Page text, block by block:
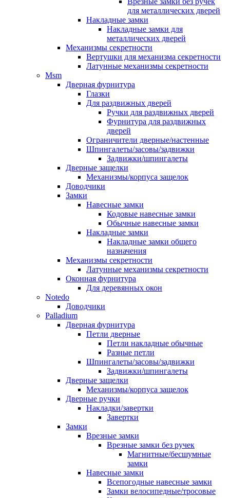
для металлических дверей
Накладные замки
Накладные замки для
металлических дверей
Механизмы секретности
Вертушки для механизма секретности
Латунные механизмы секретности
Msm
Дверная фурнитура
Глазки
Для раздвижных дверей
Ручки для раздвижных дверей
Фурнитура для раздвижных
дверей
Ограничители дверные/настенные
Шпингалеты/засовы/задвижки
Задвижки/шпингалеты
Дверные защелки
Механизмы/корпуса защелок
Доводчики
Замки
Навесные замки
Кодовые навесные замки
Обычные навесные замки
Накладные замки
Накладные замки общего
назначения
Механизмы секретности
Латунные механизмы секретности
Оконная фурнитура
Для деревянных окон
Notedo
Доводчики
Palladium
Дверная фурнитура
Петли дверные
Петли накладные обычные
Разные петли
Шпингалеты/засовы/задвижки
Задвижки/шпингалеты
Дверные защелки
Механизмы/корпуса защелок
Дверные ручки
Накладки/завертки
Завертки
Замки
Врезные замки
Врезные замки без ручек
Магнитные/бесшумные
замки
Навесные замки
Всепогодные навесные замки
Замки велосипедные/тросовые